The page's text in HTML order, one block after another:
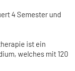
4 Semester und
ist ein
welches mit 120